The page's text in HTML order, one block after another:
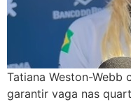
Tatiana Weston-Webb
garantir vaga nas